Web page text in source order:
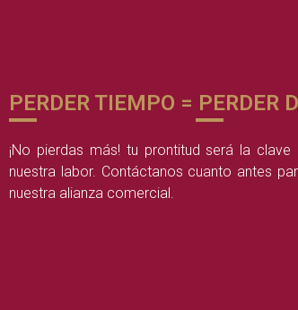
PERDER TIEMPO = PERDER
¡No pierdas más! tu prontitud será la
nuestra labor. Contáctanos cuanto antes
nuestra alianza comercial.